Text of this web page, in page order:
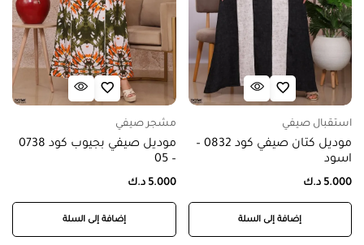
استقبال صيفي
موديل كتان صيفي كود 0832 –
اسود
5.000 د.ك
إضافة إلى السلة
مشجر صيفي
موديل صيفي بجيوب كود 0738
– 05
5.000 د.ك
إضافة إلى السلة